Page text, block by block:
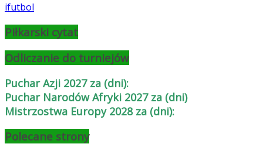
ifutbol
Piłkarski cytat
Odliczanie do turniejów
Puchar Azji 2027 za (dni):
Puchar Narodów Afryki 2027 za (dni)
Mistrzostwa Europy 2028 za (dni):
Polecane strony